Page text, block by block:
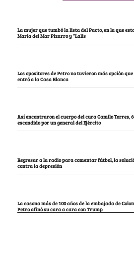
La mujer que tumbó la lista del Pacto, en la que
María del Mar Pizarro y “Lalis
Los opositores de Petro no tuvieron más opción
entró a la Casa Blanca
Así encontraron el cuerpo del cura Camilo Torres,
escondido por un general del Ejército
Regresar a la radio para comentar fútbol, la
contra la depresión
La casona más de 100 años de la embajada de
Petro afinó su cara a cara con Trump